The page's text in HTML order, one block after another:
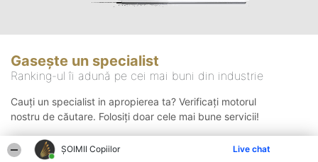
ȘOIMII Copiilor Live chat
Gasește un specialist
Ranking-ul îi adună pe cei mai buni din industrie
Cauți un specialist in apropierea ta? Verificați motorul
nostru de căutare. Folosiți doar cele mai bune servicii!